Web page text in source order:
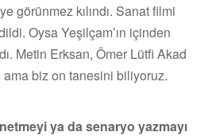
görünmez kılındı. Sanat filmi
Oysa Yeşilçam’ın içinden
Metin Erksan, Ömer Lütfi Akad
biz on tanesini biliyoruz.
ya da senaryo yazmayı